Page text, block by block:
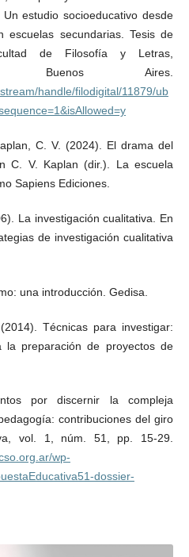
estudio socioeducativo desde
escuelas secundarias. Tesis de
de Filosofía y Letras,
Buenos Aires.
handle/filodigital/11879/ub
C. V. (2024). El drama del
C. V. Kaplan (dir.). La escuela
Sapiens Ediciones.
La investigación cualitativa. En
de investigación cualitativa
una introducción. Gedisa.
Técnicas para investigar:
la preparación de proyectos de
por discernir la compleja
contribuciones del giro
vol. 1, núm. 51, pp. 15-29.
wp-
dossier-